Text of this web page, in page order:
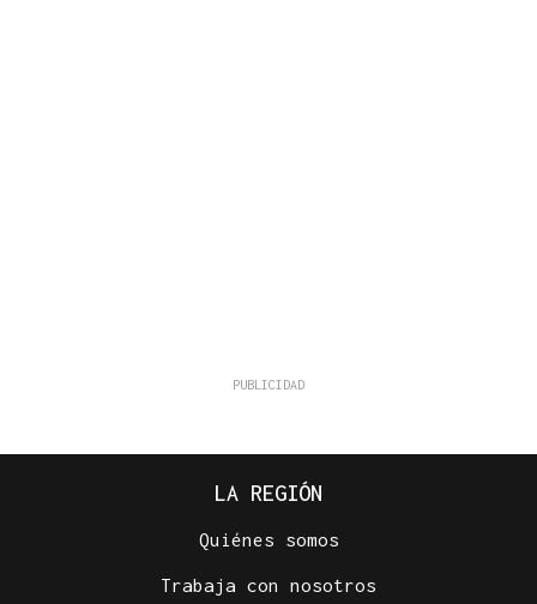
LA REGIÓN
Quiénes somos
Trabaja con nosotros